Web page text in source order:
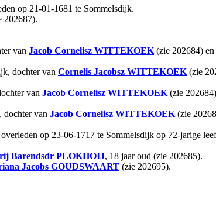
op 21-01-1681 te Sommelsdijk.
202687).
van Jacob Cornelisz WITTEKOEK (zie 202684) en
dochter van Cornelis Jacobsz WITTEKOEK (zie
van Jacob Cornelisz WITTEKOEK (zie
dochter van Jacob Cornelisz WITTEKOEK (zie
op 23-06-1717 te Sommelsdijk op 72-jarige
Barendsdr PLOKHOIJ, 18 jaar oud (zie 202685).
Jacobs GOUDSWAART (zie 202695).